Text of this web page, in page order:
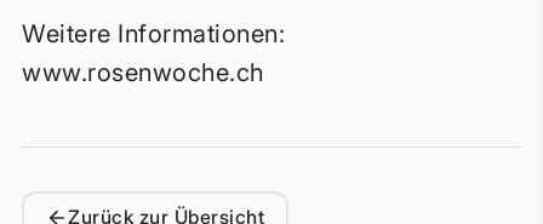
Weitere Informationen:
www.rosenwoche.ch
Zurück zur Übersicht